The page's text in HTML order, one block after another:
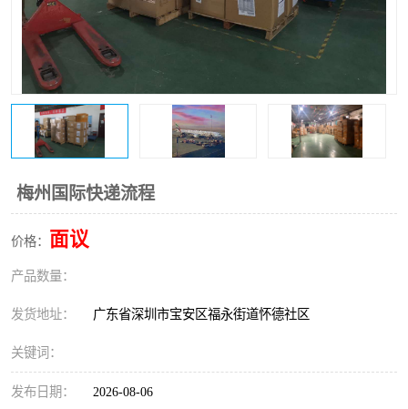
梅州国际快递流程
价格： 面议
产品数量：
发货地址： 广东省深圳市宝安区福永街道怀德社区
关键词：
发布日期： 2026-08-06
DHL国际快递电话 深圳国际快递
新能源电池出口物流